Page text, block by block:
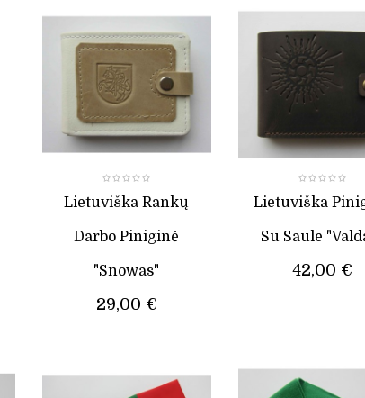
Lietuviška Rankų
Darbo Piniginė
"Snowas"
29,00 €
Lietuviška
Su Saule
42,00 €